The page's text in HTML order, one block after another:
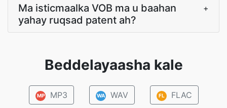
Ma isticmaalka VOB ma u baahan
yahay ruqsad patent ah?
+
Beddelayaasha kale
MP MP3 WA WAV FL FLAC